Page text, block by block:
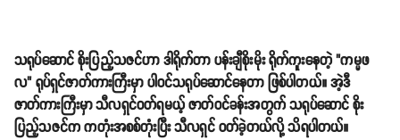
သရုပ်ဆောင် စိုးပြည့်သဇင်ဟာ ဒါရိုက်တာ ပန်းချီစိုးမိုး ရိုက်ကူးနေတဲ့ "ကမ္မဖ
လ" ရုပ်ရှင်ဇာတ်ကားကြီးမှာ ပါဝင်သရုပ်ဆောင်နေတာ ဖြစ်ပါတယ်။ အဲ့ဒီ
ဇာတ်ကားကြီးမှာ သီလရှင်ဝတ်ရမယ့် ဇာတ်ဝင်ခန်းအတွက် သရုပ်ဆောင် စိုး
ပြည့်သဇင်က ကတုံးအစစ်တုံးပြီး သီလရှင် ဝတ်ခဲ့တယ်လို့ သိရပါတယ်။